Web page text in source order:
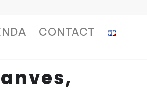
CONTACT